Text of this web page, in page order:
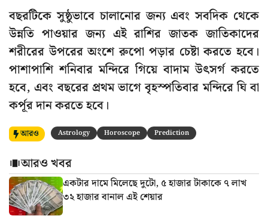
বছরটিকে সুষ্ঠুভাবে চালানোর জন্য এবং সবদিক থেকে
উন্নতি পাওয়ার জন্য এই রাশির জাতক জাতিকাদের
শরীরের উপরের অংশে রুপো পড়ার চেষ্টা করতে হবে।
পাশাপাশি শনিবার মন্দিরে গিয়ে বাদাম উৎসর্গ করতে
হবে, এবং বছরের প্রথম ভাগে বৃহস্পতিবার মন্দিরে ঘি বা
কর্পূর দান করতে হবে।
আরও Astrology Horoscope Prediction
আরও খবর
একটার দামে মিলেছে দুটো, ৫ হাজার টাকাকে ৭ লাখ
৩২ হাজার বানাল এই শেয়ার